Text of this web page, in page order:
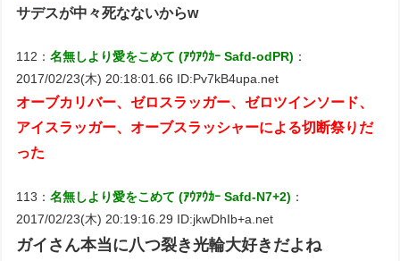
サデスが中々死なないからw
112：名無しより愛をこめて (ｱｳｱｳｶｰ Safd-odPR) ：
2017/02/23(木) 20:18:01.66 ID:Pv7kB4upa.net
オーブカリバー、ゼロスラッガー、ゼロツインソード、
アイスラッガー、オーブスラッシャーによる切断祭りだ
った
113：名無しより愛をこめて (ｱｳｱｳｶｰ Safd-N7+2) ：
2017/02/23(木) 20:19:16.29 ID:jkwDhIb+a.net
ガイさん本当に八つ裂き光輪大好きだよね